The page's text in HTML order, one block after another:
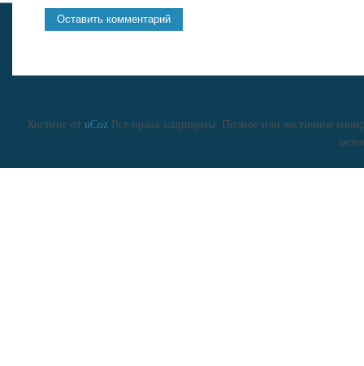
Хостинг от uCozВсе права защищены. Полное или частичное